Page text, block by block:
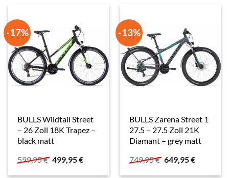
-17%
BULLS Wildtail Street
– 26 Zoll 18K Trapez –
black matt
599,95€ Ursprünglicher
war:
499,95€Aktueller
ist:
-13%
BULLS Zarena Street 1
27.5 – 27.5 Zoll 21K
Diamant – grey matt
749,95€ Ursprünglicher
war:
649,95€Aktueller
ist: